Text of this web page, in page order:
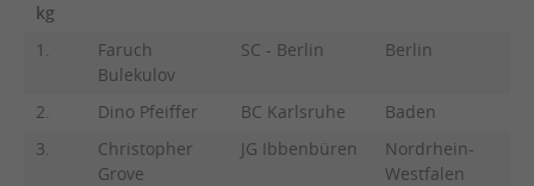
kg
1.
Faruch
Bulekulov
SC - Berlin Berlin
2. Dino Pfeiffer BC Karlsruhe
Baden
3.
Christopher
Grove
JG Ibbenbüren
Nordrhein-
Westfalen